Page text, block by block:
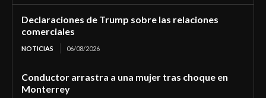
Declaraciones de Trump sobre las relaciones
comerciales
NOTICIAS 06/08/2026
Conductor arrastra a una mujer tras choque en
Monterrey